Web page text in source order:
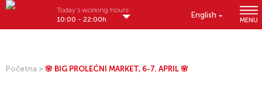
English
MENU
Today's working hours:
10:00 - 22:00h
Početna > 🌸 BIG PROLEĆNI MARKET, 6-7. APRIL 🌸